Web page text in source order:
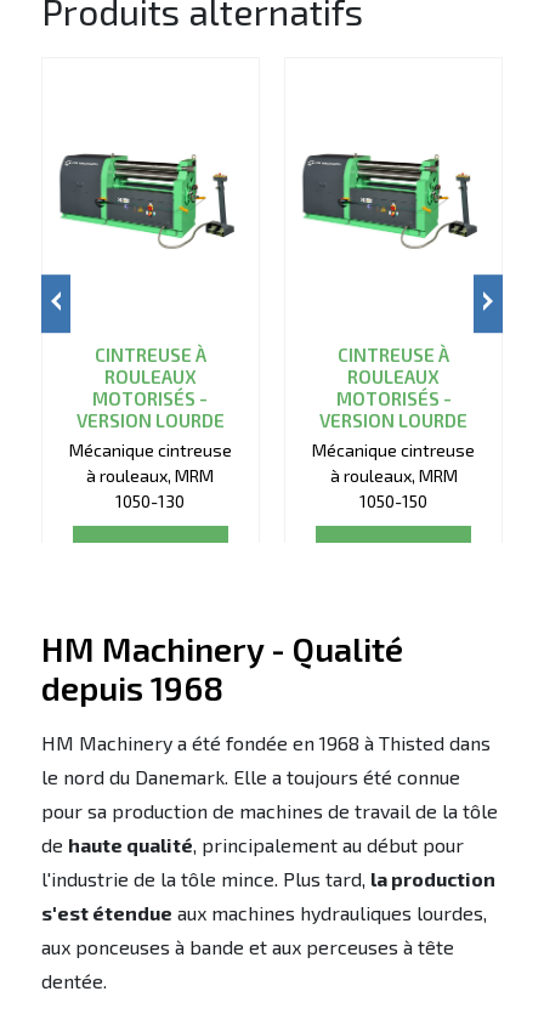
Produits alternatifs
CINTREUSE À
ROULEAUX
MOTORISÉS -
VERSION LOURDE
Mécanique cintreuse
à rouleaux, MRM
1050-130
CINTREUSE À
ROULEAUX
MOTORISÉS -
VERSION LOURDE
Mécanique cintreuse
à rouleaux, MRM
1050-150
HM Machinery - Qualité
depuis 1968
HM Machinery a été fondée en 1968 à Thisted dans
le nord du Danemark. Elle a toujours été connue
pour sa production de machines de travail de la tôle
de haute qualité, principalement au début pour
l'industrie de la tôle mince. Plus tard, la production
s'est étendue aux machines hydrauliques lourdes,
aux ponceuses à bande et aux perceuses à tête
dentée.